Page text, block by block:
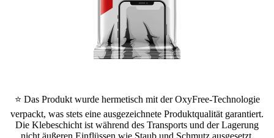
⭐ Das Produkt wurde hermetisch mit der OxyFree-Technologie
verpackt, was stets eine ausgezeichnete Produktqualität garantiert.
Die Klebeschicht ist während des Transports und der Lagerung